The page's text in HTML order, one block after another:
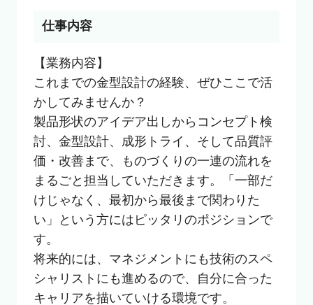
企業の担当者様
仕事内容
【業務内容】
これまでの金型設計の経験、ぜひここで活
かしてみませんか？
製品形状のアイデア出しからコンセプト検
討、金型設計、成形トライ、そして品質評
価・改善まで、ものづくりの一連の流れを
まるごと担当していただきます。「一部だ
けじゃなく、最初から最後まで関わりた
い」という方にはピッタリのポジションで
す。
将来的には、マネジメントにも技術のスペ
シャリストにも進めるので、自分に合った
キャリアを描いていける環境です。